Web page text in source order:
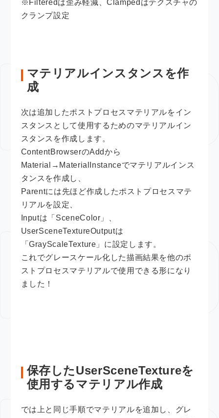
※Filteredは歪み軽減、Clampedはテクスチャの
クランプ設定
マテリアルインスタンスを作
成
次は追加したポストプロセスマテリアルをイン
スタンスとして使用するためのマテリアルイン
スタンスを作成します。
ContentBrowserのAddから
Material→MaterialInstanceでマテリアルインス
タンスを作成し、
Parentには先ほど作成したポストプロセスマテ
リアルを設定、
Inputは「SceneColor」、
UserSceneTextureOutputは
「GrayScaleTexture」に設定します。
これでグレースケール化した描画結果を他のポ
ストプロセスマテリアルで使用できる形になり
ました！
保存したUserSceneTextureを
使用するマテリアル作成
では上と同じ手順でマテリアルを追加し、グレ